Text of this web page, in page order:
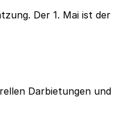
Der 1. Mai ist
Darbietungen